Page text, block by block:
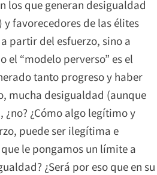
los que generan desigualdad
favorecedores de las élites
partir del esfuerzo, sino a
“modelo perverso” es el
tanto progreso y haber
mucha desigualdad (aunque
¿Cómo algo legítimo y
puede ser ilegítima e
le pongamos un límite a
¿Será por eso que en su